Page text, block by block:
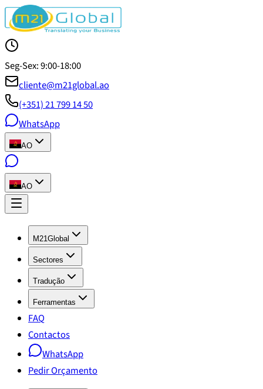
Seg-Sex: 9:00-18:00
cliente@m21global.ao
(+351) 21 799 14 50
WhatsApp
AO
AO
M21Global
Sectores
Tradução
Ferramentas
FAQ
Contactos
WhatsApp
Pedir Orçamento